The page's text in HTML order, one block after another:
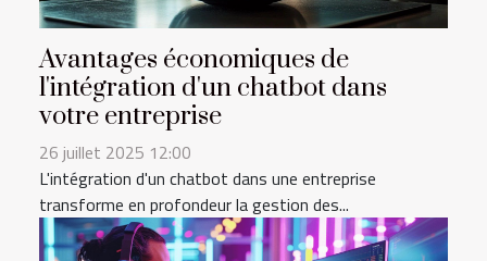
Avantages économiques de
l'intégration d'un chatbot dans
votre entreprise
26 juillet 2025 12:00
L'intégration d'un chatbot dans une entreprise
transforme en profondeur la gestion des...